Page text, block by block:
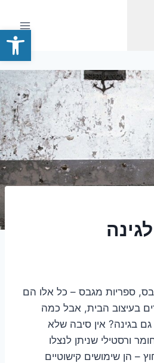
פתח
ספריות מגבס – כל אלו הם
בעיצוב הבית, אבל כמה
בגינה? אין סיבה שלא
ורסטילי שניתן לנצלו
– הן שימושים קישוטיים